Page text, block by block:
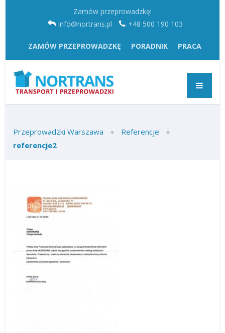
Zamów przeprowadzkę!
info@nortrans.pl
+48 500 190 103
ZAMÓW PRZEPROWADZKĘ PORADNIK PRACA
Przeprowadzki Warszawa
Referencje
referencje2